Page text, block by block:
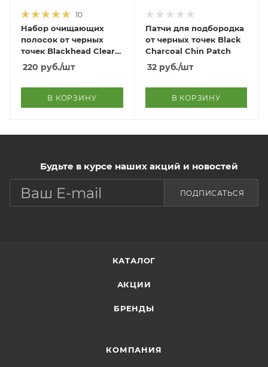
10
Набор очищающих
полосок от черных
точек Blackhead Clear
Nose Pack 7 PCS
220 руб./шт
В КОРЗИНУ
Патчи для подбородка
от черных точек Black
Charcoal Chin Patch
32руб./шт
В КОРЗИНУ
Будьте в курсе наших акций и новостей
ПОДПИСАТЬСЯ
КАТАЛОГ
АКЦИИ
БРЕНДЫ
КОМПАНИЯ